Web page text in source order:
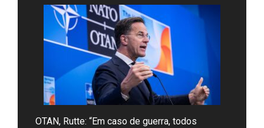
OTAN, Rutte: “Em caso de guerra, todos